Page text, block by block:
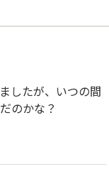
したが、いつの間
のかな？